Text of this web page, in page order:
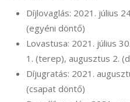
Díjlovaglás: 2021. július
(egyéni döntő)
Lovastusa: 2021. július
1. (terep), augusztus 2.
Díjugratás: 2021.
(csapat döntő)